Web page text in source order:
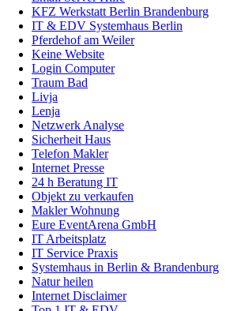
KFZ Werkstatt Berlin Brandenburg
IT & EDV Systemhaus Berlin
Pferdehof am Weiler
Keine Website
Login Computer
Traum Bad
Livja
Lenja
Netzwerk Analyse
Sicherheit Haus
Telefon Makler
Internet Presse
24 h Beratung IT
Objekt zu verkaufen
Makler Wohnung
Eure EventArena GmbH
IT Arbeitsplatz
IT Service Praxis
Systemhaus in Berlin & Brandenburg
Natur heilen
Internet Disclaimer